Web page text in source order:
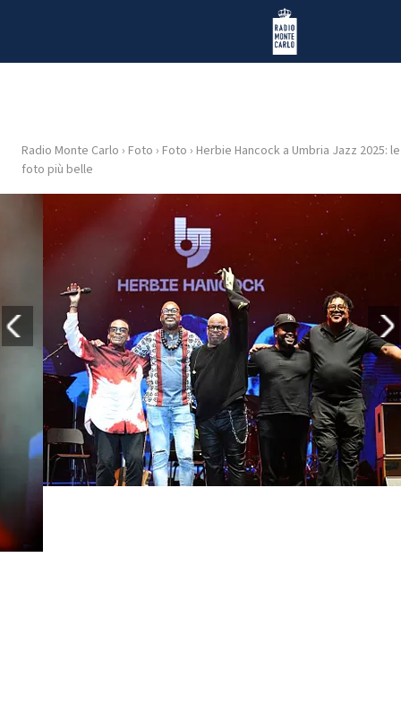
Radio Monte Carlo
HOME
RADIO
WEB
RADIO
PLAYLIST
NEWS
FOTO
CONCORSI
Radio Monte Carlo › Foto › Foto › Herbie Hancock a Umbria Jazz 2025: le
foto più belle